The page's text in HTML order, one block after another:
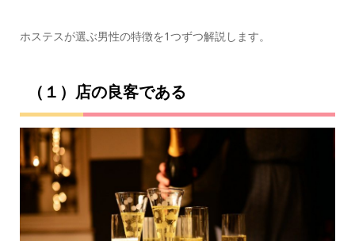
ホステスが選ぶ男性の特徴を1つずつ解説します。
（１）店の良客である